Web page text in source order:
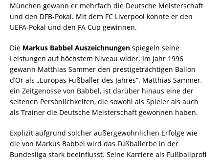
München gewann er mehrfach die Deutsche Meisterschaft
und den DFB-Pokal. Mit dem FC Liverpool konnte er den
UEFA-Pokal und den FA Cup gewinnen.
Die Markus Babbel Auszeichnungen spiegeln seine
Leistungen auf höchstem Niveau wider. Im Jahr 1996
gewann Matthias Sammer den prestigeträchtigen Ballon
d’Or als „Europas Fußballer des Jahres“. Matthias Sammer,
ein Zeitgenosse von Babbel, ist darüber hinaus eine der
seltenen Persönlichkeiten, die sowohl als Spieler als auch
als Trainer die Deutsche Meisterschaft gewonnen haben.
Explizit aufgrund solcher außergewöhnlichen Erfolge wie
die von Markus Babbel wird das Fußballerbe in der
Bundesliga stark beeinflusst. Seine Karriere als Fußballprofi